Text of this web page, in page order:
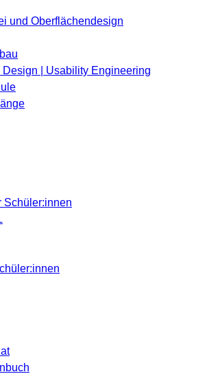
und Oberflächendesign
| Usability Engineering
Schüler:innen